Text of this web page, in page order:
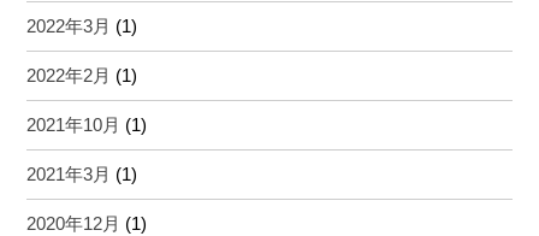
2022年3月 (1)
2022年2月 (1)
2021年10月 (1)
2021年3月 (1)
2020年12月 (1)